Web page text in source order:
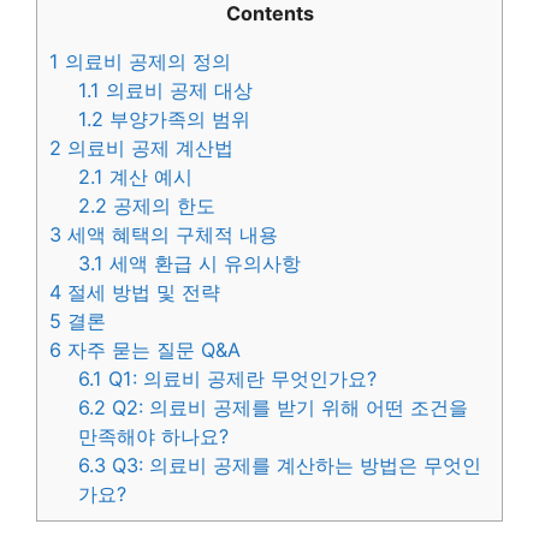
Contents
1 의료비 공제의 정의
1.1 의료비 공제 대상
1.2 부양가족의 범위
2 의료비 공제 계산법
2.1 계산 예시
2.2 공제의 한도
3 세액 혜택의 구체적 내용
3.1 세액 환급 시 유의사항
4 절세 방법 및 전략
5 결론
6 자주 묻는 질문 Q&A
6.1 Q1: 의료비 공제란 무엇인가요?
6.2 Q2: 의료비 공제를 받기 위해 어떤 조건을
만족해야 하나요?
6.3 Q3: 의료비 공제를 계산하는 방법은 무엇인
가요?